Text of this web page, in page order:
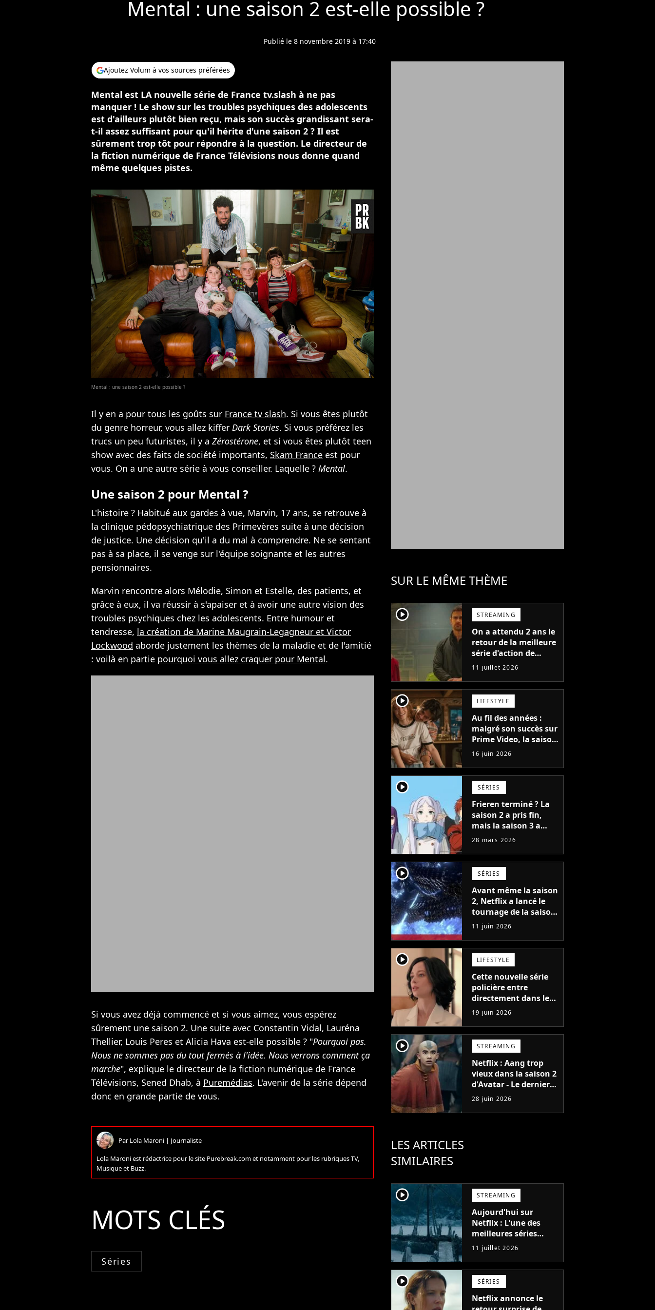
Mental : une saison 2 est-elle possible ?
Publié le 8 novembre 2019 à 17:40
Ajoutez Volum à vos sources préférées
Mental est LA nouvelle série de France tv.slash à ne pas
manquer ! Le show sur les troubles psychiques des adolescents
est d'ailleurs plutôt bien reçu, mais son succès grandissant sera-
t-il assez suffisant pour qu'il hérite d'une saison 2 ? Il est
sûrement trop tôt pour répondre à la question. Le directeur de
la fiction numérique de France Télévisions nous donne quand
même quelques pistes.
Mental : une saison 2 est-elle possible ?
Il y en a pour tous les goûts sur France tv slash. Si vous êtes plutôt
du genre horreur, vous allez kiffer Dark Stories. Si vous préférez les
trucs un peu futuristes, il y a Zérostérone, et si vous êtes plutôt teen
show avec des faits de société importants, Skam France est pour
vous. On a une autre série à vous conseiller. Laquelle ? Mental.
Une saison 2 pour Mental ?
L'histoire ? Habitué aux gardes à vue, Marvin, 17 ans, se retrouve à
la clinique pédopsychiatrique des Primevères suite à une décision
de justice. Une décision qu'il a du mal à comprendre. Ne se sentant
pas à sa place, il se venge sur l'équipe soignante et les autres
pensionnaires.
Marvin rencontre alors Mélodie, Simon et Estelle, des patients, et
grâce à eux, il va réussir à s'apaiser et à avoir une autre vision des
troubles psychiques chez les adolescents. Entre humour et
tendresse, la création de Marine Maugrain-Legagneur et Victor
Lockwood aborde justement les thèmes de la maladie et de l'amitié
: voilà en partie pourquoi vous allez craquer pour Mental.
Si vous avez déjà commencé et si vous aimez, vous espérez
sûrement une saison 2. Une suite avec Constantin Vidal, Lauréna
Thellier, Louis Peres et Alicia Hava est-elle possible ? "Pourquoi pas.
Nous ne sommes pas du tout fermés à l'idée. Nous verrons comment ça
marche", explique le directeur de la fiction numérique de France
Télévisions, Sened Dhab, à Puremédias. L'avenir de la série dépend
donc en grande partie de vous.
ParLola Maroni | Journaliste
Lola Maroni est rédactrice pour le site Purebreak.com et notamment pour les rubriques TV,
Musique et Buzz.
MOTS CLÉS
Séries
SUR LE MÊME THÈME
player2 STREAMING
On a attendu 2 ans le
retour de la meilleure
série d'action de
Netflix : la saison 2
dévoile enfin sa date
de sortie
11 juillet 2026
player2 LIFESTYLE
Au fil des années :
malgré son succès sur
Prime Video, la saison
2 n'est pas garantie,
mais son créateur est
optimiste : "Je vois
cinq saisons"
16 juin 2026
player2 SÉRIES
Frieren terminé ? La
saison 2 a pris fin,
mais la saison 3 a
déjà une date de
28 mars 2026
player2 SÉRIES
Avant même la saison
2, Netflix a lancé le
tournage de la saison
3 de sa saga de
science-fiction des
créateurs de Game of
Thrones
11 juin 2026
player2 LIFESTYLE
Cette nouvelle série
policière entre
directement dans le
top 5 sur Netflix : la
saison 2 est confirmée
avant même son
arrivée chez nous
19 juin 2026
player2 STREAMING
Netflix : Aang trop
vieux dans la saison 2
d'Avatar - Le dernier
maître de l'air ? Les
créateurs assument
28 juin 2026
LES ARTICLES
SIMILAIRES
player2 STREAMING
Aujourd'hui sur
Netflix : L'une des
meilleures séries
d'action de tous les
temps, avec 6 saisons
parfaites
11 juillet 2026
player2 SÉRIES
Netflix annonce le